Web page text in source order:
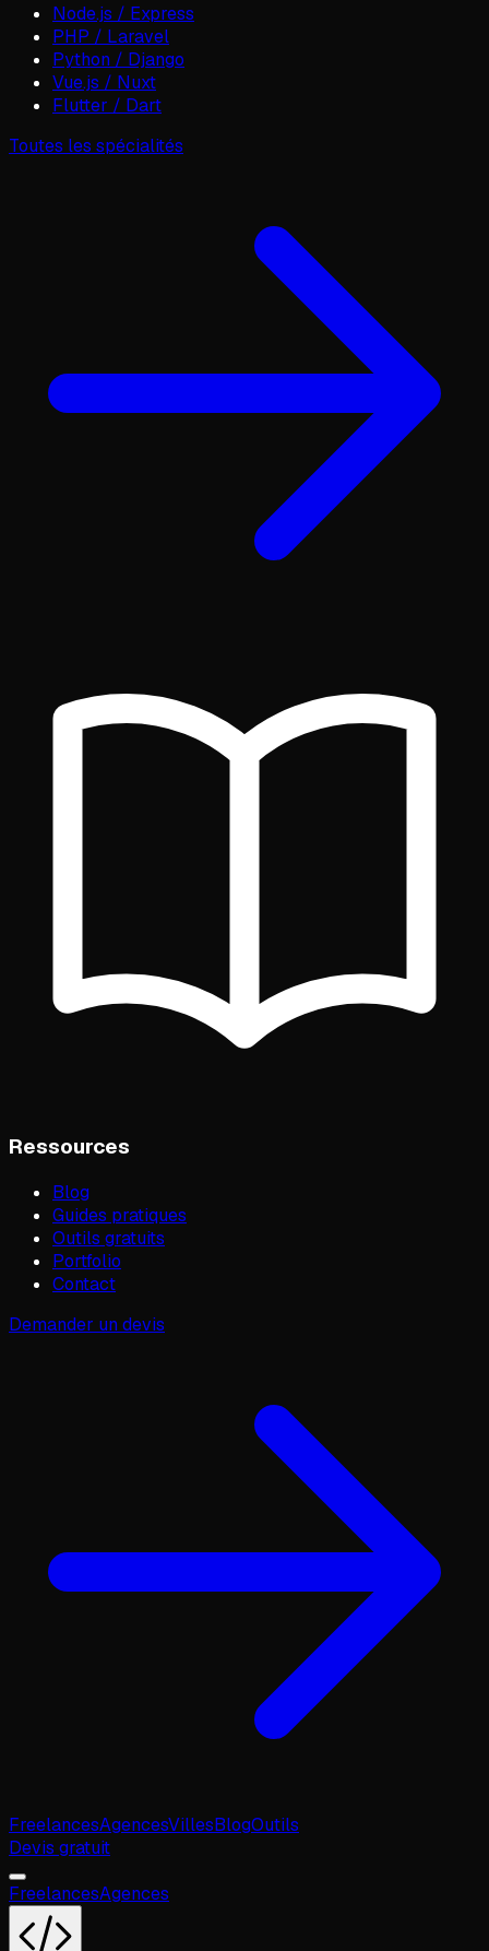
Node.js / Express
PHP / Laravel
Python / Django
Vue.js / Nuxt
Flutter / Dart
Toutes les spécialités
Ressources
Blog
Guides pratiques
Outils gratuits
Portfolio
Contact
Demander un devis
FreelancesAgencesVillesBlogOutils
Devis gratuit
FreelancesAgences